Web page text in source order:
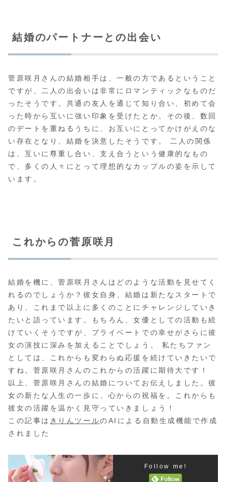
結婚のパートナーとの出会い
菅原咲月さんの結婚相手は、一般の方であるということ
ですが、二人の出会いは非常にロマンティックなものだ
ったそうです。共通の友人を通じて知り合い、初めて会
った時から互いに強い印象を受けたとか。その後、数回
のデートを重ねるうちに、お互いにとってかけがえのな
い存在となり、結婚を決意したそうです。 二人の関係
は、互いに尊重し合い、支え合うという健康的なもの
で、多くの人々にとって理想的なカップルの姿を示して
います。
これからの菅原咲月
結婚を機に、菅原咲月さんはどのような活動を見せてく
れるのでしょうか？彼女自身、結婚は新たなスタートで
あり、これまで以上に多くのことにチャレンジしていき
たいと語っています。もちろん、女優としての活動も続
けていくそうですが、プライベートでの幸せがさらに彼
女の演技に深みを加えることでしょう。 私たちファン
としては、これからも変わらぬ応援を続けていきたいで
すね。菅原咲月さんのこれからの活躍に期待大です！
以上、菅原咲月さんの結婚についてお伝えしました。彼
女の新たな人生の一歩に、心からの祝福を。これからも
彼女の活躍を温かく見守っていきましょう！
この記事は きりんツールのAIによる自動生成機能で作成
されました
Follow me!